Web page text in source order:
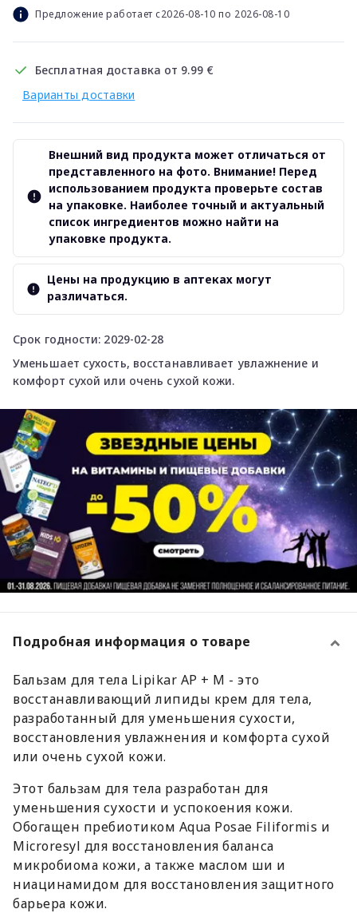
Предложение работает с2026-08-10 по 2026-08-10
Бесплатная доставка от 9.99 €
Варианты доставки
Срок годности: 2029-02-28
Уменьшает сухость, восстанавливает увлажнение и
комфорт сухой или очень сухой кожи.
Внешний вид продукта может отличаться от
представленного на фото. Внимание! Перед
использованием продукта проверьте состав
на упаковке. Наиболее точный и актуальный
список ингредиентов можно найти на
упаковке продукта.
Цены на продукцию в аптеках могут
различаться.
Подробная информация о товаре
Бальзам для тела Lipikar AP + M - это
восстанавливающий липиды крем для тела,
разработанный для уменьшения сухости,
восстановления увлажнения и комфорта сухой
или очень сухой кожи.
Этот бальзам для тела разработан для
уменьшения сухости и успокоения кожи.
Обогащен пребиотиком Aqua Posae Filiformis и
Microresyl для восстановления баланса
микробиома кожи, а также маслом ши и
ниацинамидом для восстановления защитного
барьера кожи.